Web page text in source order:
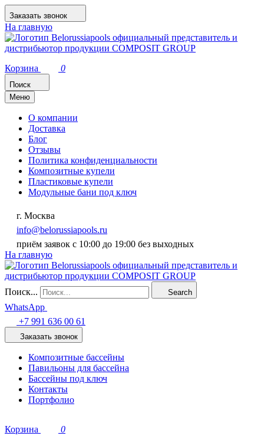
Заказать звонок
На главную
Корзина 0
Поиск
Меню
О компании
Доставка
Блог
Отзывы
Политика конфиденциальности
Композитные купели
Пластиковые купели
Модульные бани под ключ
г. Москва
info@belorussiapools.ru
приём заявок с 10:00 до 19:00 без выходных
На главную
Поиск... Search
WhatsApp
+7 991 636 00 61
Заказать звонок
Композитные бассейны
Павильоны для бассейна
Бассейны под ключ
Контакты
Портфолио
Корзина
0